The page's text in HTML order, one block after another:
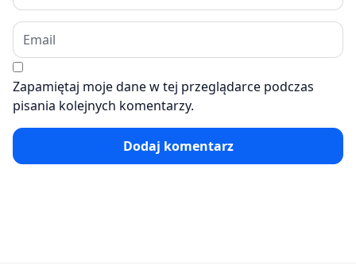
Zapamiętaj moje dane w tej przeglądarce podczas
pisania kolejnych komentarzy.
Dodaj komentarz